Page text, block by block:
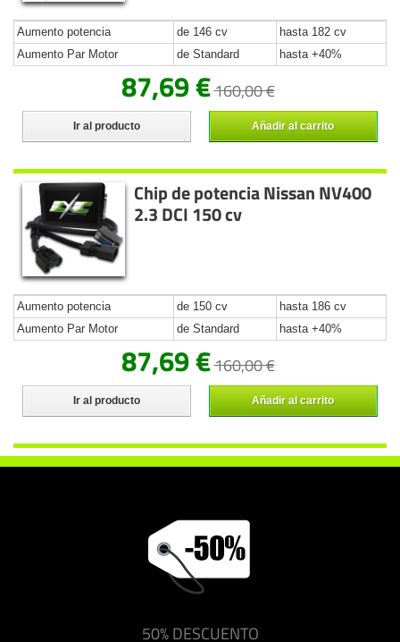
Aumento potencia de 146 cv
hasta 182 cv
Aumento Par Motor
de Standard hasta +40%
87,69 €160,00 €
Ir al producto Añadir al carrito
Chip de potencia Nissan NV400
2.3 DCI 150 cv
Aumento potencia de 150 cv
hasta 186 cv
Aumento Par Motor
de Standard hasta +40%
87,69 €160,00 €
Ir al producto Añadir al carrito
50% DESCUENTO